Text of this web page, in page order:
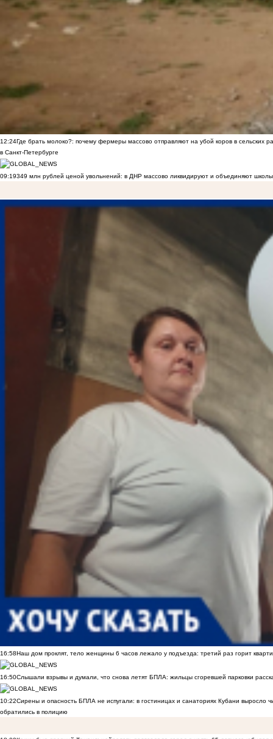
12:24Где брать молоко?: почему фермеры массово отправляют на убой коров в сельских
в Санкт-Петербурге
09:19349 млн рублей ценой увольнений: в ДНР массово ликвидируют и объединяют
16:58Наш дом проклят, тело женщины 6 часов лежало у подъезда: третий раз горит
16:50Слышали взрывы и думали, что снова летят БПЛА: жильцы сгоревшей парковки
10:22Сирены и опасность БПЛА не испугали: в гостиницах и санаториях Кубани выросло
обратились в полицию